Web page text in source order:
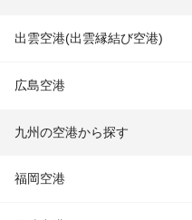
出雲空港(出雲縁結び空港)
広島空港
九州の空港から探す
福岡空港